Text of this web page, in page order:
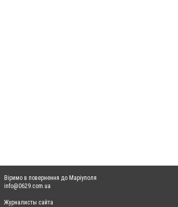
Віримо в повернення до Маріуполя
info@0629.com.ua
Журналисты сайта